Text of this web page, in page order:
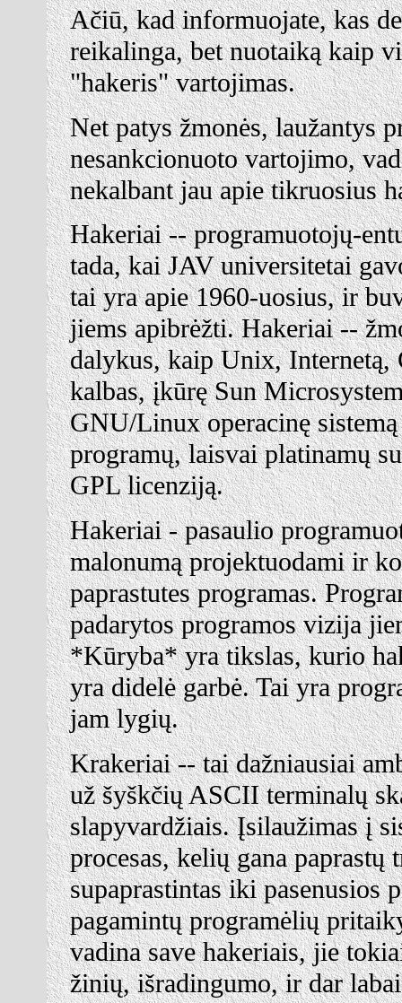
Ačiū, kad informuojate, kas
reikalinga, bet nuotaiką kaip
"hakeris" vartojimas.
Net patys žmonės, laužantys
nesankcionuoto vartojimo,
nekalbant jau apie tikruosius
Hakeriai -- programuotojų-
tada, kai JAV universitetai
tai yra apie 1960-uosius, ir
jiems apibrėžti. Hakeriai --
dalykus, kaip Unix, Internetą,
kalbas, įkūrę Sun
GNU/Linux operacinę
programų, laisvai platinamų
GPL licenziją.
Hakeriai - pasaulio
malonumą projektuodami ir
paprastutes programas.
padarytos programos vizija
*Kūryba* yra tikslas, kurio
yra didelė garbė. Tai yra
jam lygių.
Krakeriai -- tai dažniausiai
už šyškčių ASCII terminalų
slapyvardžiais. Įsilaužimas į
procesas, kelių gana
supaprastintas iki pasenusios
pagamintų programėlių
vadina save hakeriais, jie
žinių, išradingumo, ir dar